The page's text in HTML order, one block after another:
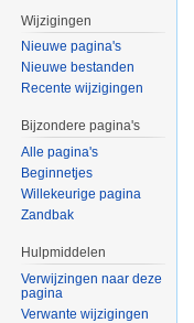
Wijzigingen
Nieuwe pagina's
Nieuwe bestanden
Recente wijzigingen
Bijzondere pagina's
Alle pagina's
Beginnetjes
Willekeurige pagina
Zandbak
Hulpmiddelen
Verwijzingen naar deze
pagina
Verwante wijzigingen